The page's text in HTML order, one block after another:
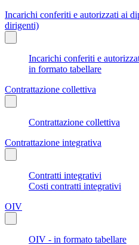
Incarichi conferiti e autorizzati ai
dirigenti)
Incarichi conferiti e
in formato tabellare
Contrattazione collettiva
Contrattazione collettiva
Contrattazione integrativa
Contratti integrativi
Costi contratti integrativi
OIV
OIV - in formato tabellare